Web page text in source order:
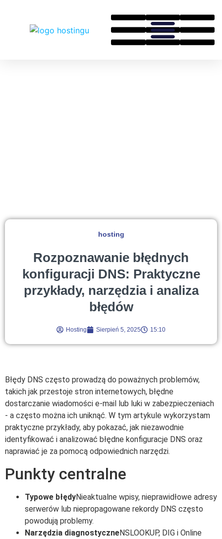
hosting
Rozpoznawanie błędnych
konfiguracji DNS: Praktyczne
przykłady, narzędzia i analiza
błędów
Hosting Sierpień 5, 2025 15:10
Błędy DNS często prowadzą do poważnych problemów,
takich jak przestoje stron internetowych, błędne
dostarczanie wiadomości e-mail lub luki w zabezpieczeniach
- a często można ich uniknąć. W tym artykule wykorzystam
praktyczne przykłady, aby pokazać, jak niezawodnie
identyfikować i analizować błędne konfiguracje DNS oraz
naprawiać je za pomocą odpowiednich narzędzi.
Punkty centralne
Typowe błędyNieaktualne wpisy, nieprawidłowe adresy
serwerów lub niepropagowane rekordy DNS często
powodują problemy.
Narzędzia diagnostyczneNSLOOKUP, DIG i Online